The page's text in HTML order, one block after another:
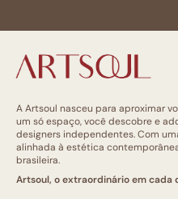
A Artsoul nasceu para aproximar
um só espaço, você descobre e
designers independentes. Com
alinhada à estética
brasileira.
Artsoul, o extraordinário em cada